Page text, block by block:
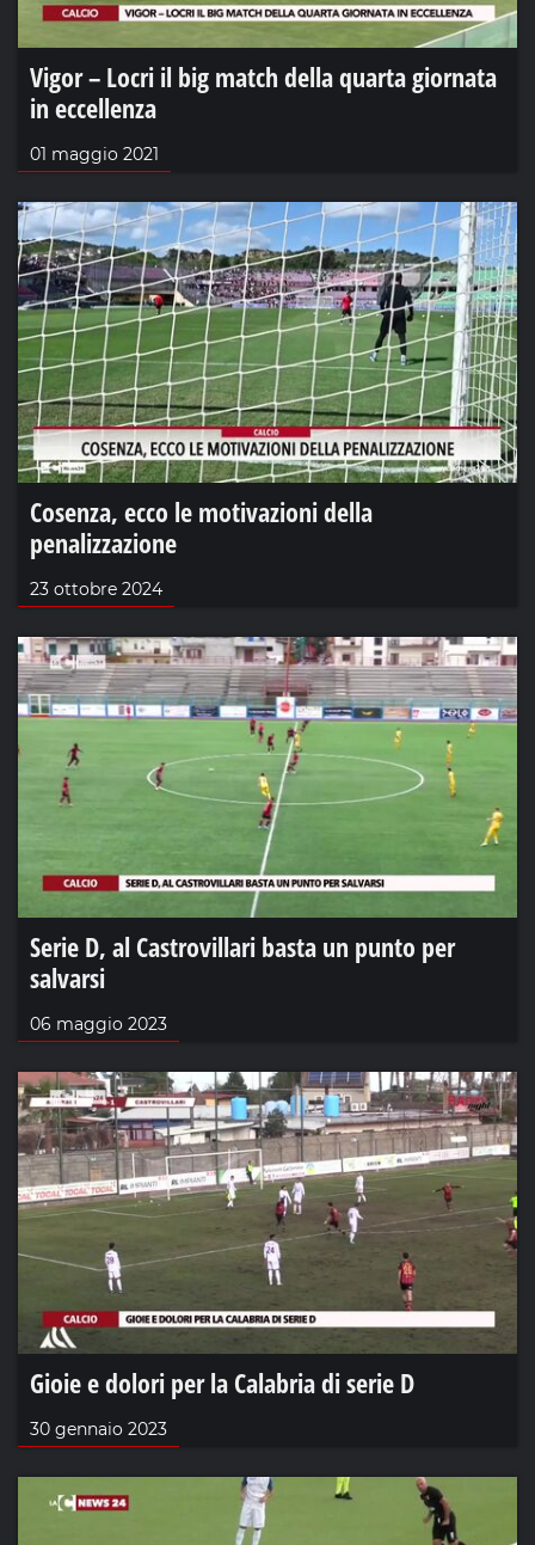
Vigor – Locri il big match della quarta giornata
in eccellenza
01 maggio 2021
Cosenza, ecco le motivazioni della
penalizzazione
23 ottobre 2024
Serie D, al Castrovillari basta un punto per
salvarsi
06 maggio 2023
Gioie e dolori per la Calabria di serie D
30 gennaio 2023